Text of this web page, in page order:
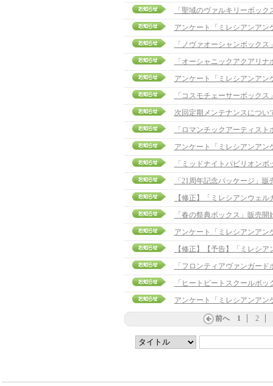
「聖域のヴァルキリーボッ
アンケート「ミレシアンアン
「ノヴァオーシャンボック
「オーシャニックアクアリ
アンケート「ミレシアンアン
「コスモチェーサーボック
次回定期メンテナンスについ
「ロマンチックアーティス
アンケート「ミレシアンアン
「ミッドナイトパビリオン
「21周年記念パッケージ」
「春の祭典ボックス」販売開
アンケート「ミレシアンアン
「フロンティアヴァンガー
「ヒートビートスクールボ
アンケート「ミレシアンアン
前へ 1 2